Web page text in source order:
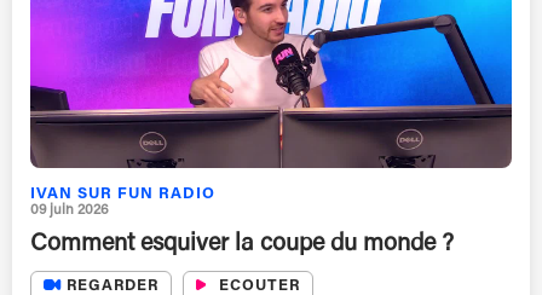
IVAN SUR FUN RADIO
09 juin 2026
Comment esquiver la coupe du monde ?
REGARDER ECOUTER